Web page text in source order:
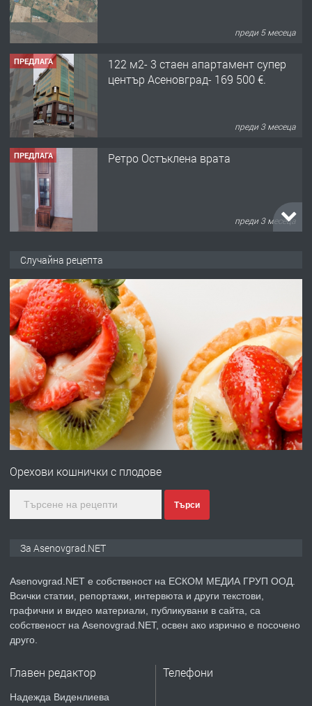
преди 5 месеца
ПРЕДЛАГА
122 м2- 3 стаен апартамент супер
център Асеновград- 169 500 €.
преди 3 месеца
ПРЕДЛАГА Ретро Остъклена врата
преди 3 месеца
преди 10 месеца
ПРЕДЛАГА
Професионална броячна машина -
със сертификат от ЕЦБ
преди 1 година
ПРЕДЛАГА
Професионална зеленчукорезачка
преди 2 години
ПРЕДЛАГА
Давам индивидуалани уроци по
Случайна рецепта
Орехови кошнички с плодове
Търси
За Asenovgrad.NET
Asenovgrad.NET е собственост на ЕСКОМ МЕДИА ГРУП ООД.
Всички статии, репортажи, интервюта и други текстови,
графични и видео материали, публикувани в сайта, са
собственост на Asenovgrad.NET, освен ако изрично е посочено
друго.
Главен редактор
Надежда Виденлиева
Телефони